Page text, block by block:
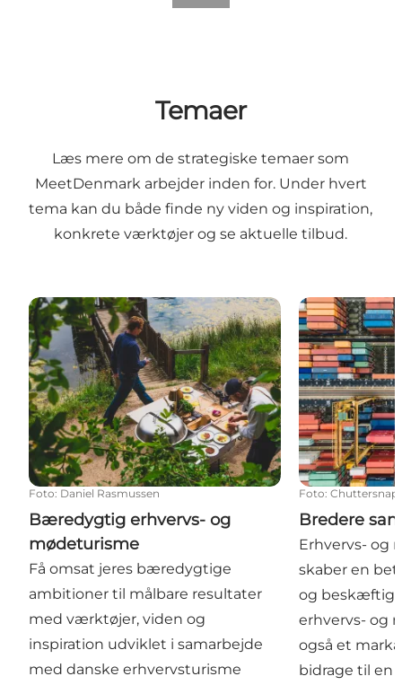
Temaer
Læs mere om de strategiske temaer som
MeetDenmark arbejder inden for. Under hvert
tema kan du både finde ny viden og inspiration,
konkrete værktøjer og se aktuelle tilbud.
Bæredygtig erhvervs- og mødeturisme
Foto: Daniel Rasmussen
Bæredygtig erhvervs- og
mødeturisme
Få omsat jeres bæredygtige
ambitioner til målbare resultater
med værktøjer, viden og
inspiration udviklet i samarbejde
med danske erhvervsturisme
Bredere
Foto: Chuttersnap
Bredere
Erhvervs- og
skaber en
og
erhvervs- og
også et
bidrage til en